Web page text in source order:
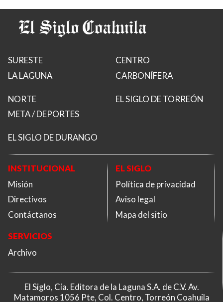
SURESTE
LA LAGUNA
CENTRO
CARBONÍFERA
NORTE
META / DEPORTES
EL SIGLO DE TORREÓN
EL SIGLO DE DURANGO
INSTITUCIONAL
Misión
Directivos
Contáctanos
EL SIGLO
Política de privacidad
Aviso legal
Mapa del sitio
SERVICIOS
Archivo
El Siglo, Cía. Editora de la Laguna S.A. de C.V. Av.
Matamoros 1056 Pte, Col. Centro, Torreón Coahuila